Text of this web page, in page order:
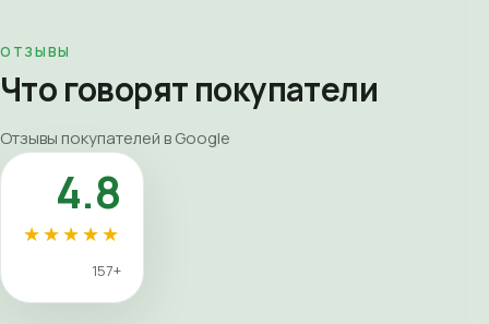
ОТЗЫВЫ
Что говорят покупатели
Отзывы покупателей в Google
4.8
★★★★★
157+